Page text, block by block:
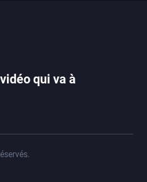
qui va à